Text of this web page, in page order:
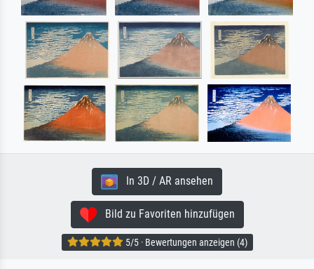
In 3D / AR ansehen
Bild zu Favoriten hinzufügen
5/5 · Bewertungen anzeigen (4)